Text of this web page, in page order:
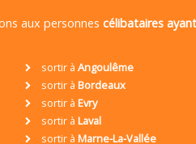
aux personnes célibataires
sortir à Angoulême
sortir à Bordeaux
sortir à Evry
sortir à Laval
sortir à Marne-La-Vallée